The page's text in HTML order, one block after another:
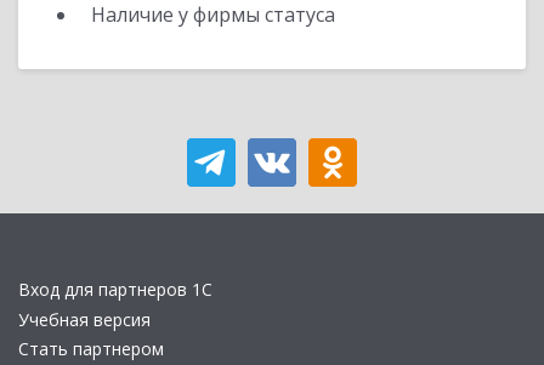
Наличие у фирмы статуса
Вход для партнеров 1С
Учебная версия
Стать партнером